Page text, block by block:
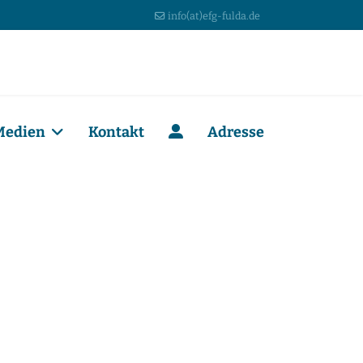
info(at)efg-fulda.de
Kontakt Adresse